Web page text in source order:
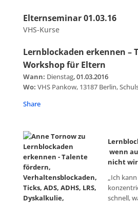
Elternseminar 01.03.16
VHS-Kurse
Lernblockaden erkennen –
Workshop für Eltern
Wann: Dienstag, 01.03.2016
Wo: VHS Pankow, 13187 Berlin,
Share
wenn
nicht
„Ich
schnell,